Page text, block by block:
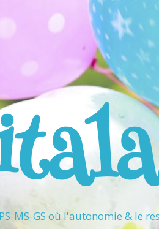
MS-GS où l'autonomie & le